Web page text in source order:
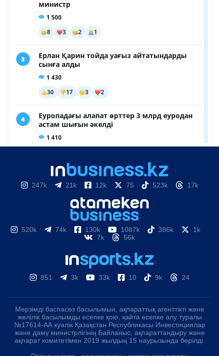
247k 21k 12k 75 523k 17k
520k 74k 130k 1087k 386k
1k
7k
56k
851 3k 33k 10 9k 24
Мерзімді баспасөз басылымын, ақпараттық агенттікті және
желілік басылымды есепке қою, қайта есепке алу туралы
№17614-АА куәлік Қазақстан Республикасы Инвестициялар
және даму министрлігінің Байланыс, ақпараттандыру және
ақпарат комитетімен 2019 жылдың 15 наурызында берілді.